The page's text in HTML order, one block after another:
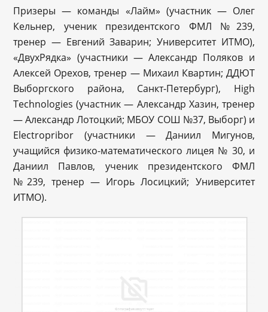
Призеры — команды «Лайм» (участник — Олег
Кельнер, ученик президентского ФМЛ №239,
тренер — Евгений Заварин; Университет ИТМО),
«ДвухРядка» (участники — Александр Поляков и
Алексей Орехов, тренер — Михаил Квартин; ДДЮТ
Выборгского района, Санкт-Петербург), High
Technologies (участник — Александр Хазин, тренер
— Александр Лотоцкий; МБОУ СОШ №37, Выборг) и
Electropribor (участники — Даниил Мигунов,
учащийся физико-математического лицея № 30, и
Даниил Павлов, ученик президентского ФМЛ
№239, тренер — Игорь Лосицкий; Университет
ИТМО).